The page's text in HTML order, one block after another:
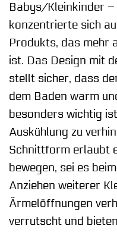
Babys/Kleinkinder –
konzentrierte sich
Produkts, das mehr
ist. Das Design mit
stellt sicher, dass
dem Baden warm
besonders wichtig
Auskühlung zu
Schnittform erlaubt
bewegen, sei es
Anziehen weiterer
Ärmelöffnungen
verrutscht und